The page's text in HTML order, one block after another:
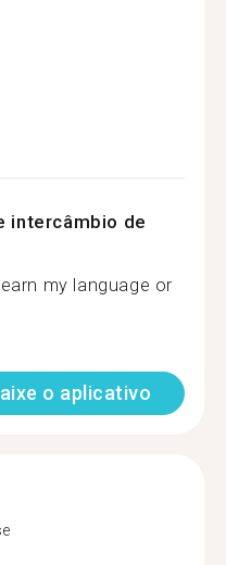
intercâmbio de
my language or
o aplicativo